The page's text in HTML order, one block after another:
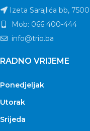
Izeta Sarajlića bb,
Mob: 066 400-444
info@trio.ba
RADNO VRIJEME
Ponedjeljak
Utorak
Srijeda